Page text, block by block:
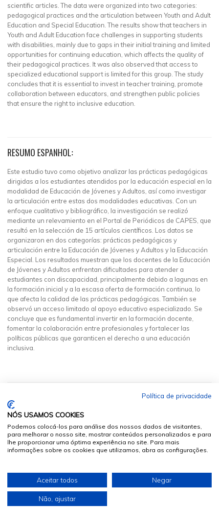
scientific articles. The data were organized into two categories:
pedagogical practices and the articulation between Youth and Adult
Education and Special Education. The results show that teachers in
Youth and Adult Education face challenges in supporting students
with disabilities, mainly due to gaps in their initial training and limited
opportunities for continuing education, which affects the quality of
their pedagogical practices. It was also observed that access to
specialized educational support is limited for this group. The study
concludes that it is essential to invest in teacher training, promote
collaboration between educators, and strengthen public policies
that ensure the right to inclusive education.
RESUMO ESPANHOL:
Este estudio tuvo como objetivo analizar las prácticas pedagógicas
dirigidas a los estudiantes atendidos por la educación especial en la
modalidad de Educación de Jóvenes y Adultos, así como investigar
la articulación entre estas dos modalidades educativas. Con un
enfoque cualitativo y bibliográfico, la investigación se realizó
mediante un relevamiento en el Portal de Periódicos de CAPES, que
resultó en la selección de 15 artículos científicos. Los datos se
organizaron en dos categorías: prácticas pedagógicas y
articulación entre la Educación de Jóvenes y Adultos y la Educación
Especial. Los resultados muestran que los docentes de la Educación
de Jóvenes y Adultos enfrentan dificultades para atender a
estudiantes con discapacidad, principalmente debido a lagunas en
la formación inicial y a la escasa oferta de formación continua, lo
que afecta la calidad de las prácticas pedagógicas. También se
observó un acceso limitado al apoyo educativo especializado. Se
concluye que es fundamental invertir en la formación docente,
fomentar la colaboración entre profesionales y fortalecer las
políticas públicas que garanticen el derecho a una educación
inclusiva.
© 2026 Sumários.org
. Todos os Direitos Reservados
Desenvolvido por
Política de privacidade
NÓS USAMOS COOKIES
Podemos colocá-los para análise dos nossos dados de visitantes,
para melhorar o nosso site, mostrar conteúdos personalizados e para
lhe proporcionar uma óptima experiência no site. Para mais
informações sobre os cookies que utilizamos, abra as configurações.
Aceitar todos Negar
Não, ajustar